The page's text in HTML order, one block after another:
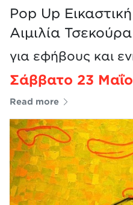
Σάββατο 23
Pop Up
Αιμιλία Τσεκούρα
για εφήβους και
Read more